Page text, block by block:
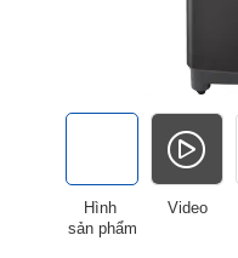
Hình
sản phẩm
Video